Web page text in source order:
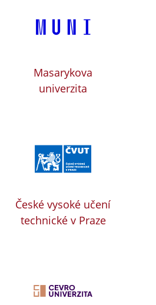
Masarykova
univerzita
České vysoké učení
technické v Praze